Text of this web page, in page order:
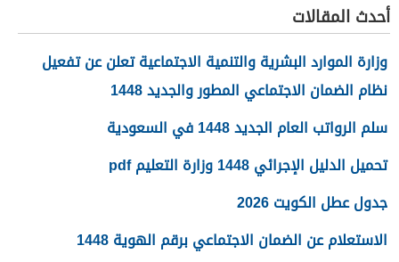
أحدث المقالات
وزارة الموارد البشرية والتنمية الاجتماعية تعلن عن تفعيل
نظام الضمان الاجتماعي المطور والجديد 1448
سلم الرواتب العام الجديد 1448 في السعودية
تحميل الدليل الإجرائي 1448 وزارة التعليم pdf
جدول عطل الكويت 2026
الاستعلام عن الضمان الاجتماعي برقم الهوية 1448